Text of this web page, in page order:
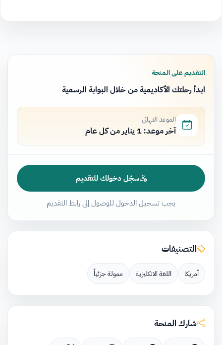
التقديم على المنحة
ابدأ رحلتك الأكاديمية من خلال البوابة الرسمية
الموعد النهائي
آخر موعد: 1 يناير من كل عام
سجّل دخولك للتقديم
يجب تسجيل الدخول للوصول إلى رابط التقديم
التصنيفات
أمريكا اللغة الانكليزية ممولة جزئياً
شارك المنحة